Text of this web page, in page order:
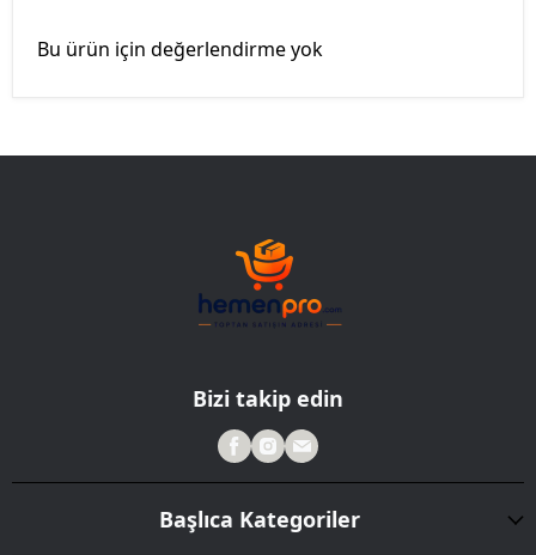
Bu ürün için değerlendirme yok
Bizi takip edin
Başlıca Kategoriler